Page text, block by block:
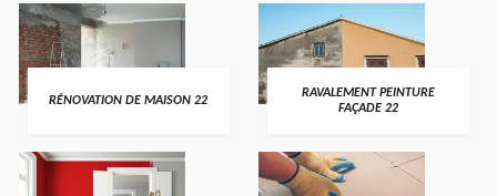
RÉNOVATION DE MAISON 22
RAVALEMENT PEINTURE
FAÇADE 22